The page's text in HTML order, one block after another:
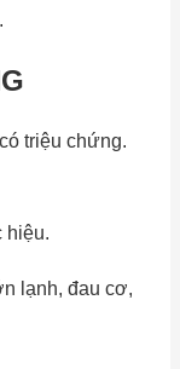
triệu chứng.
hiệu.
lạnh, đau cơ,